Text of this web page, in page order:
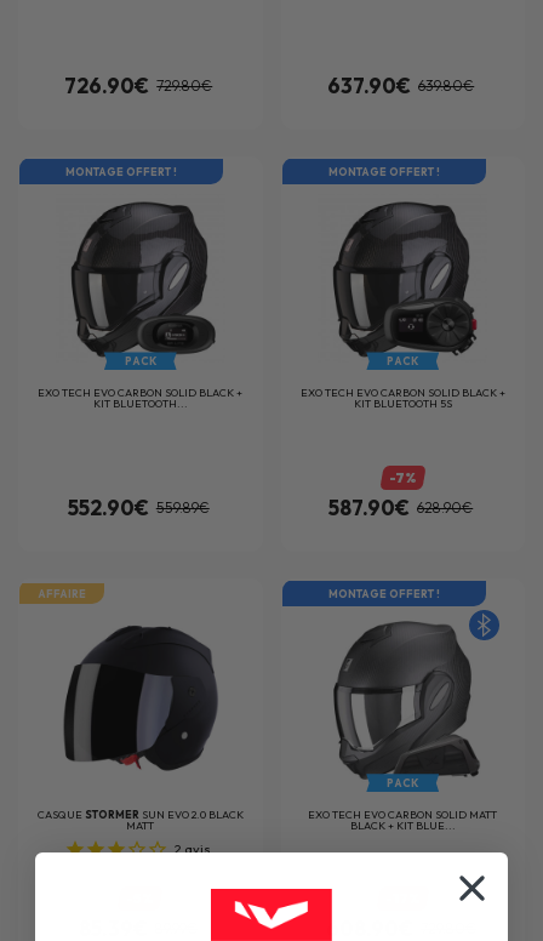
726.90€ 729.80€ 637.90€ 639.80€
MONTAGE OFFERT !
PACK
EXO TECH EVO CARBON SOLID BLACK +
KIT BLUETOOTH...
552.90€ 559.89€
MONTAGE OFFERT !
PACK
EXO TECH EVO CARBON SOLID BLACK +
KIT BLUETOOTH 5S
-7%
587.90€ 628.90€
AFFAIRE
CASQUE STORMER SUN EVO 2.0 BLACK
MATT
2avis
MONTAGE OFFERT !
PACK
EXO TECH EVO CARBON SOLID MATT
BLACK + KIT BLUE...